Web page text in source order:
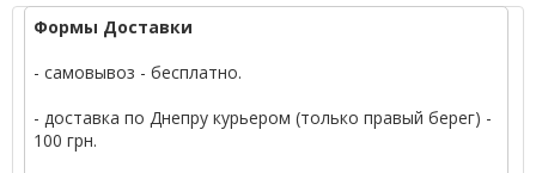
Формы Доставки
- самовывоз - бесплатно.
- доставка по Днепру курьером (только правый берег) -
100 грн.